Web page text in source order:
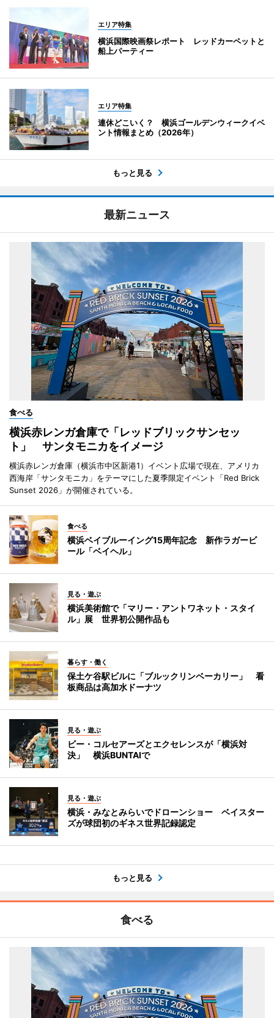
エリア特集
横浜国際映画祭レポート レッドカーペットと
船上パーティー
エリア特集
連休どこいく？ 横浜ゴールデンウィークイベ
ント情報まとめ（2026年）
もっと見る
最新ニュース
食べる
横浜赤レンガ倉庫で「レッドブリックサンセッ
ト」 サンタモニカをイメージ
横浜赤レンガ倉庫（横浜市中区新港1）イベント広場で現在、アメリカ
西海岸「サンタモニカ」をテーマにした夏季限定イベント「Red Brick
Sunset 2026」が開催されている。
食べる
横浜ベイブルーイング15周年記念 新作ラガービ
ール「ベイヘル」
見る・遊ぶ
横浜美術館で「マリー・アントワネット・スタイ
ル」展 世界初公開作品も
暮らす・働く
保土ケ谷駅ビルに「ブルックリンベーカリー」 看
板商品は高加水ドーナツ
見る・遊ぶ
ビー・コルセアーズとエクセレンスが「横浜対
決」 横浜BUNTAIで
見る・遊ぶ
横浜・みなとみらいでドローンショー ベイスター
ズが球団初のギネス世界記録認定
もっと見る
食べる